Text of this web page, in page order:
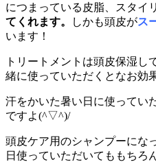
につまっている皮脂、スタイ
てくれます。
しかも頭皮がス
います！
トリートメントは頭皮保湿し
緒に使っていただくとなお効
汗をかいた暑い日に使ってい
ですよ(^▽^)/
頭皮ケア用のシャンプーにな
日使っていただいてももちろ